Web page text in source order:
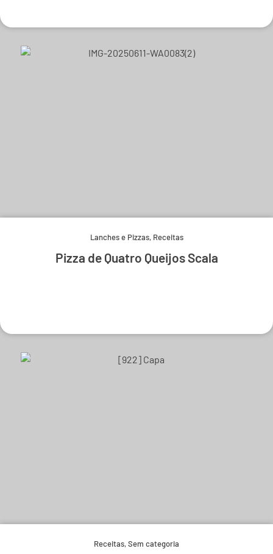
Lanches e Pizzas, Receitas
Pizza de Quatro Queijos Scala
Receitas,Sem categoria